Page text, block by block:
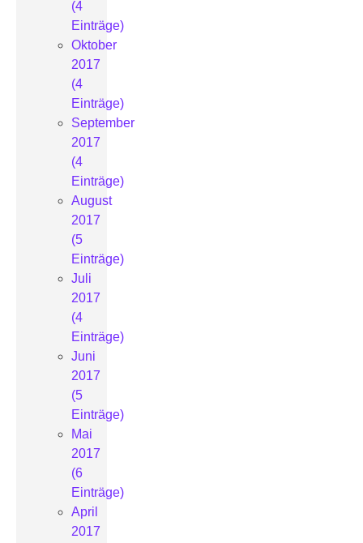
(4
Einträge)
Oktober
2017
(4
Einträge)
September
2017
(4
Einträge)
August
2017
(5
Einträge)
Juli
2017
(4
Einträge)
Juni
2017
(5
Einträge)
Mai
2017
(6
Einträge)
April
2017